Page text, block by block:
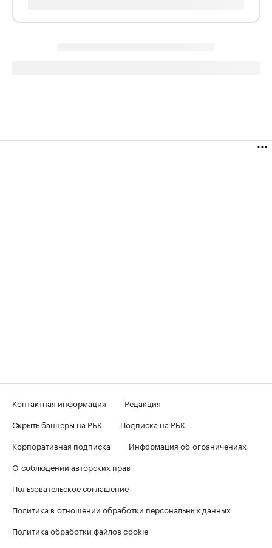
Контактная информация
Редакция
Скрыть баннеры на РБК
Подписка на РБК
Корпоративная подписка
Информация об ограничениях
О соблюдении авторских прав
Пользовательское соглашение
Политика в отношении обработки персональных данных
Политика обработки файлов cookie